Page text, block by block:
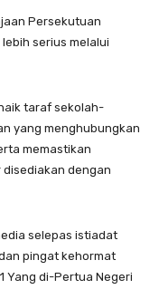
Persekutuan
serius melalui
taraf sekolah-
yang menghubungkan
memastikan
dengan
selepas istiadat
pingat kehormat
Yang di-Pertua Negeri